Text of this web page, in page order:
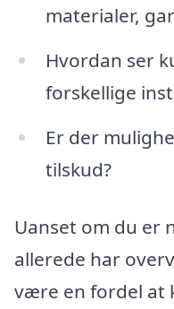
materialer,
Hvordan ser
forskellige
Er der
tilskud?
Uanset om du er
allerede har
være en fordel at